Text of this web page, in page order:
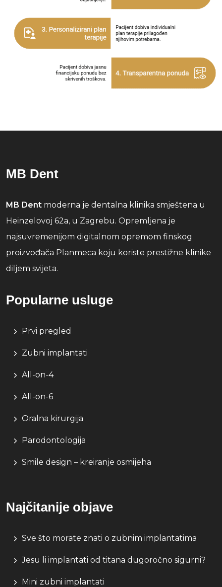
MB Dent
MB Dent moderna je dentalna klinika smještena u
Heinzelovoj 62a, u Zagrebu. Opremljena je
najsuvremenijom digitalnom opremom finskog
proizvođača Planmeca koju koriste prestižne klinike
diljem svijeta.
Popularne usluge
Prvi pregled
Zubni implantati
All-on-4
All-on-6
Oralna kirurgija
Parodontologija
Smile design – kreiranje osmijeha
Najčitanije objave
Sve što morate znati o zubnim implantatima
Jesu li implantati od titana dugoročno sigurni?
Mini zubni implantati